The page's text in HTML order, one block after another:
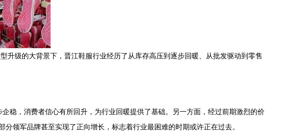
级的大背景下，晋江鞋服行业经历了从库存高压到逐步回暖、从批发驱动到零售
稳，消费者信心有所回升，为行业回暖提供了基础。另一方面，经过前期激烈的价
领军品牌甚至实现了正向增长，标志着行业最困难的时期或许正在过去。